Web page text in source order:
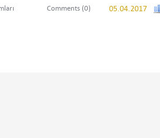
Comments (0) 05.04.2017